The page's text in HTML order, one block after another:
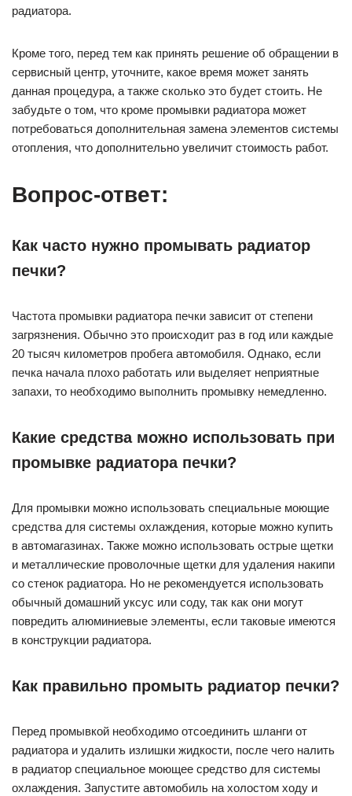
радиатора.
Кроме того, перед тем как принять решение об обращении в
сервисный центр, уточните, какое время может занять
данная процедура, а также сколько это будет стоить. Не
забудьте о том, что кроме промывки радиатора может
потребоваться дополнительная замена элементов системы
отопления, что дополнительно увеличит стоимость работ.
Вопрос-ответ:
Как часто нужно промывать радиатор
печки?
Частота промывки радиатора печки зависит от степени
загрязнения. Обычно это происходит раз в год или каждые
20 тысяч километров пробега автомобиля. Однако, если
печка начала плохо работать или выделяет неприятные
запахи, то необходимо выполнить промывку немедленно.
Какие средства можно использовать при
промывке радиатора печки?
Для промывки можно использовать специальные моющие
средства для системы охлаждения, которые можно купить
в автомагазинах. Также можно использовать острые щетки
и металлические проволочные щетки для удаления накипи
со стенок радиатора. Но не рекомендуется использовать
обычный домашний уксус или соду, так как они могут
повредить алюминиевые элементы, если таковые имеются
в конструкции радиатора.
Как правильно промыть радиатор печки?
Перед промывкой необходимо отсоединить шланги от
радиатора и удалить излишки жидкости, после чего налить
в радиатор специальное моющее средство для системы
охлаждения. Запустите автомобиль на холостом ходу и